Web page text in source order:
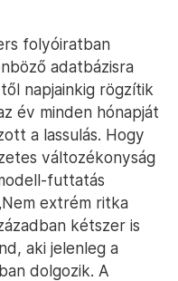
folyóiratban
adatbázisra
napjainkig rögzítik
év minden hónapját
a lassulás. Hogy
változékonyság
futtatás
extrém ritka
kétszer is
aki jelenleg a
dolgozik. A